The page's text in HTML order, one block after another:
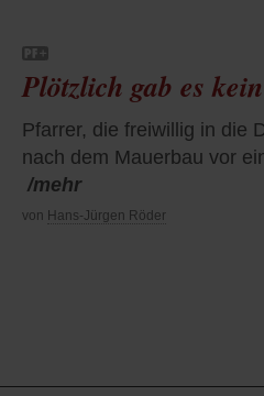
Plötzlich gab es
Pfarrer, die freiwillig in die
nach dem Mauerbau vor
/mehr
von Hans-Jürgen Röder